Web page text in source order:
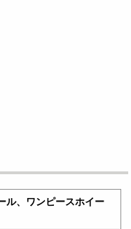
ル、ワンピースホイー